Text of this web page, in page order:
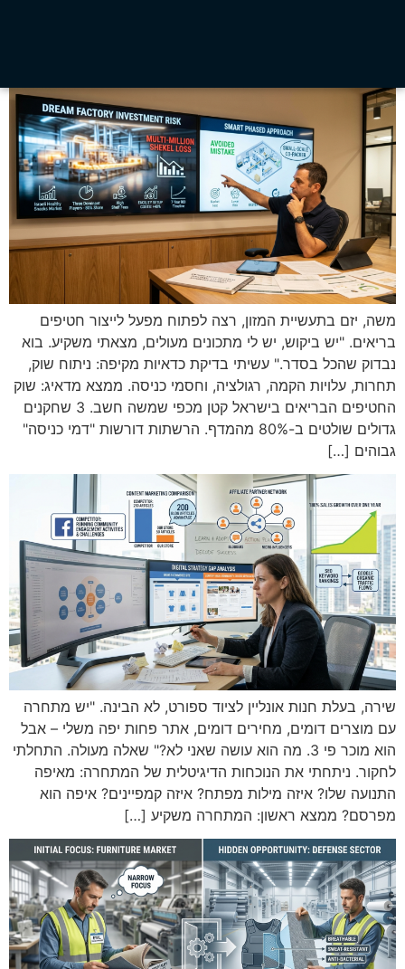
משה, יזם בתעשיית המזון, רצה לפתוח מפעל לייצור חטיפים
בריאים. "יש ביקוש, יש לי מתכונים מעולים, מצאתי משקיע. בוא
נבדוק שהכל בסדר." עשיתי בדיקת כדאיות מקיפה: ניתוח שוק,
תחרות, עלויות הקמה, רגולציה, וחסמי כניסה. ממצא מדאיג: שוק
החטיפים הבריאים בישראל קטן מכפי שמשה חשב. 3 שחקנים
גדולים שולטים ב-80% מהמדף. הרשתות דורשות "דמי כניסה"
גבוהים […]
שירה, בעלת חנות אונליין לציוד ספורט, לא הבינה. "יש מתחרה
עם מוצרים דומים, מחירים דומים, אתר פחות יפה משלי – אבל
הוא מוכר פי 3. מה הוא עושה שאני לא?" שאלה מעולה. התחלתי
לחקור. ניתחתי את הנוכחות הדיגיטלית של המתחרה: מאיפה
התנועה שלו? איזה מילות מפתח? איזה קמפיינים? איפה הוא
מפרסם? ממצא ראשון: המתחרה משקיע […]